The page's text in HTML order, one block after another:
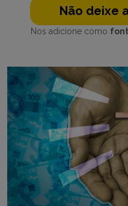
Não deixe
Nos adicione como